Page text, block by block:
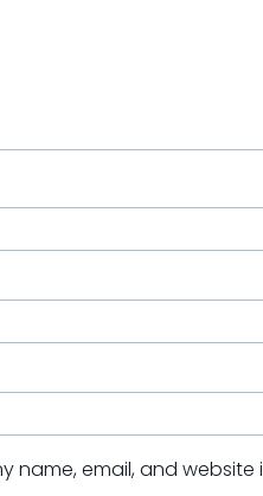
name, email, and